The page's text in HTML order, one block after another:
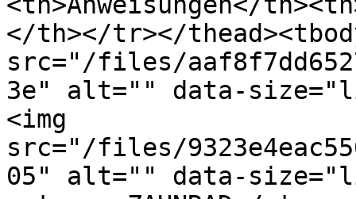
</th></tr></
src="/files/
3e" alt="" data-
<img
src="/files/
05" alt="" data-